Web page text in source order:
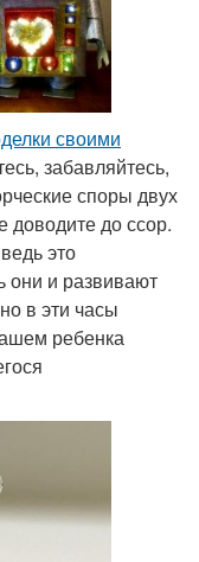
своими
забавляйтесь,
споры двух
доводите до ссор.
это
они и развивают
в эти часы
ребенка